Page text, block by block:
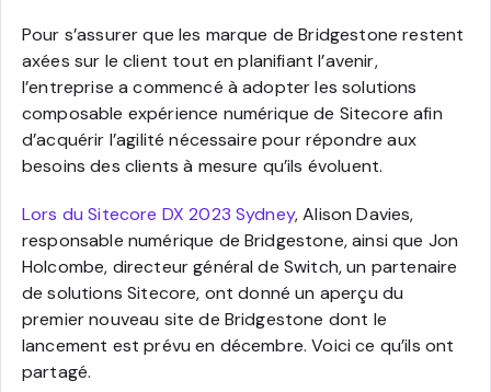
Pour s’assurer que les marque de Bridgestone restent
axées sur le client tout en planifiant l’avenir,
l’entreprise a commencé à adopter les solutions
composable expérience numérique de Sitecore afin
d’acquérir l’agilité nécessaire pour répondre aux
besoins des clients à mesure qu’ils évoluent.
Lors du Sitecore DX 2023 Sydney, Alison Davies,
responsable numérique de Bridgestone, ainsi que Jon
Holcombe, directeur général de Switch, un partenaire
de solutions Sitecore, ont donné un aperçu du
premier nouveau site de Bridgestone dont le
lancement est prévu en décembre. Voici ce qu’ils ont
partagé.